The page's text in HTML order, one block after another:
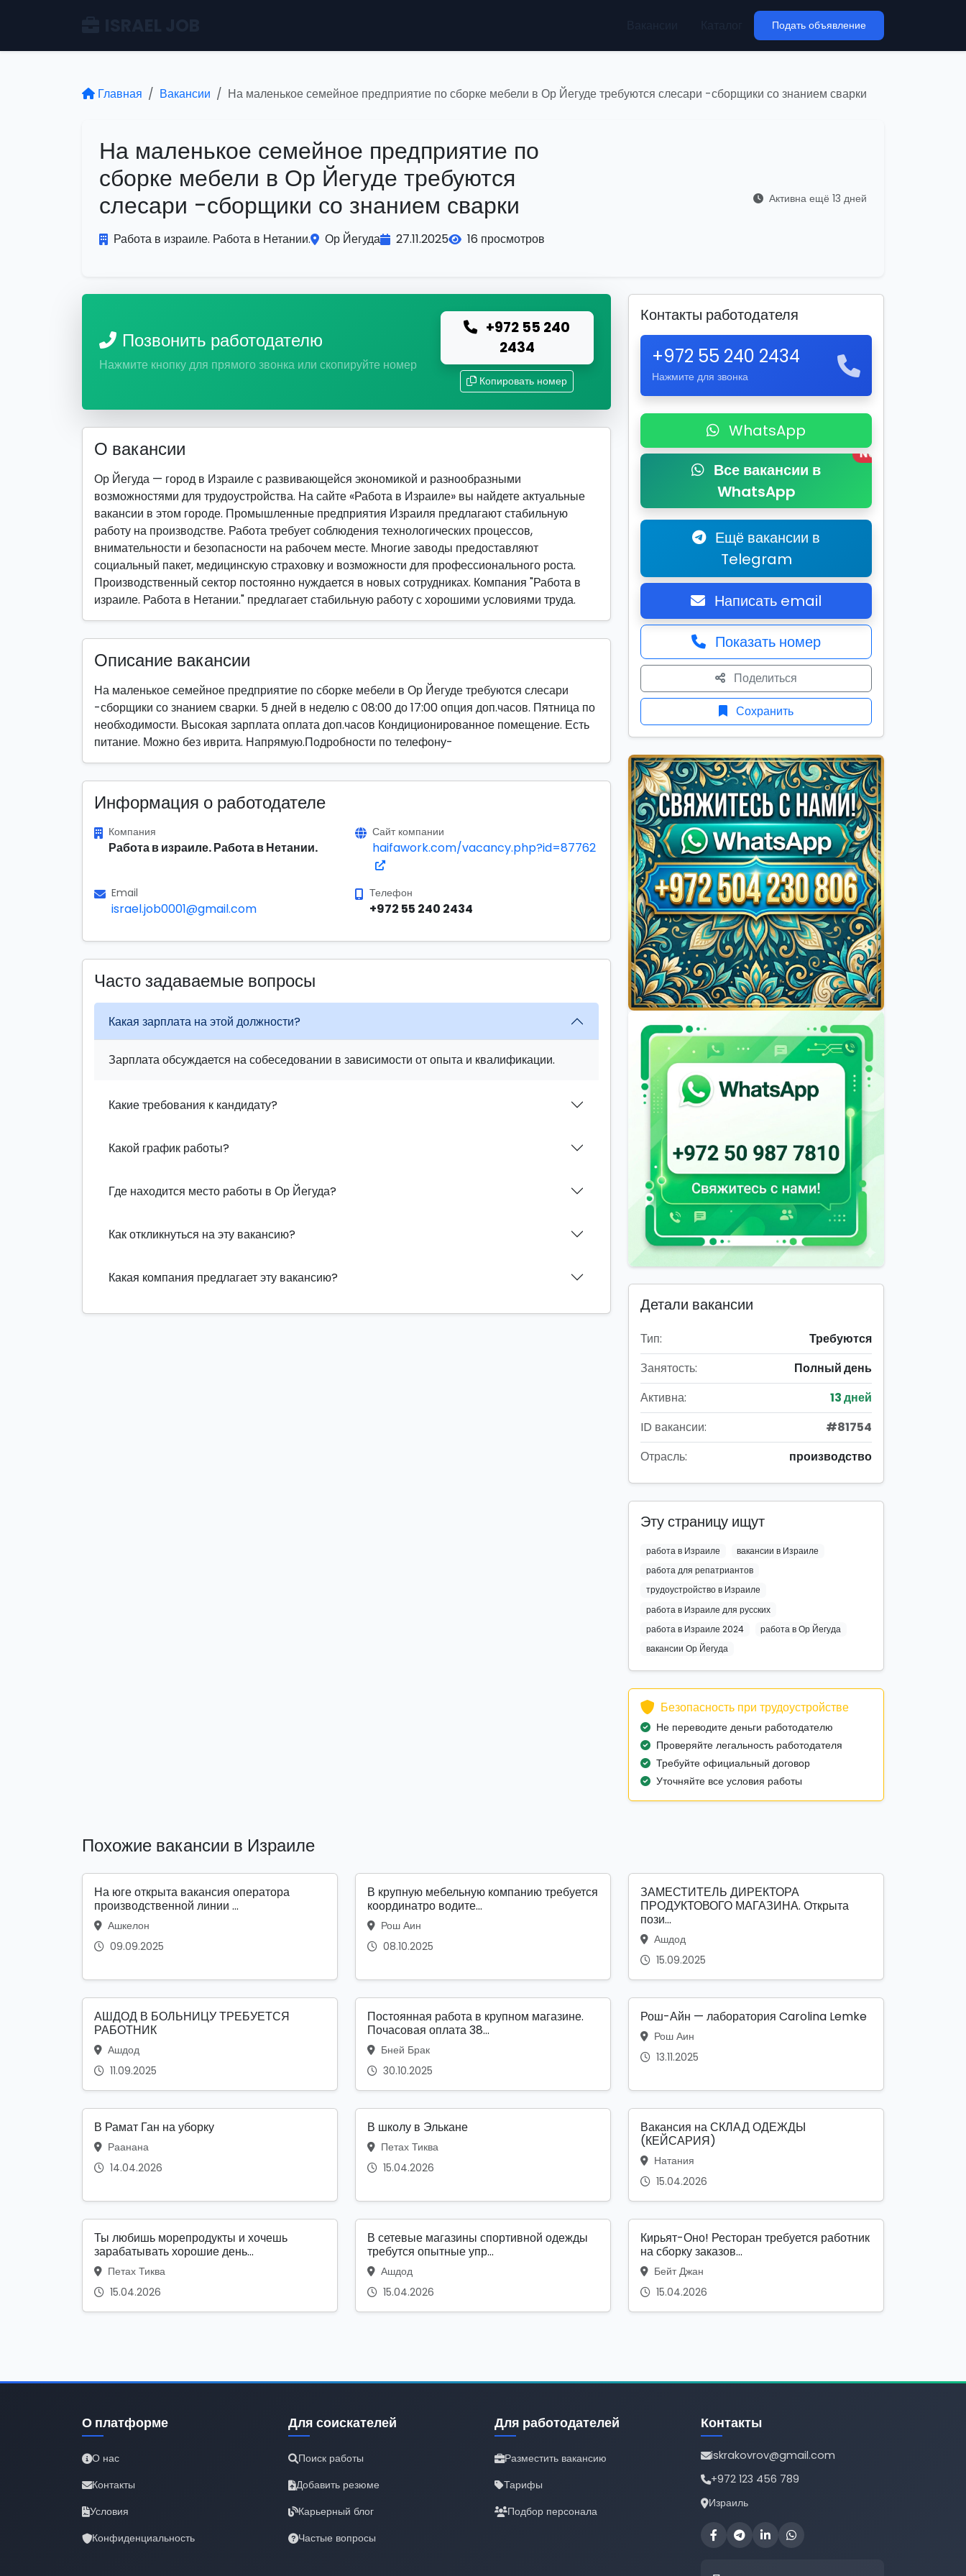
Подать объявление
Главная Вакансии На маленькое семейное предприятие по сборке мебели в Ор Йегуде требуются слесари -сборщики со знанием сварки
На маленькое семейное предприятие по
сборке мебели в Ор Йегуде требуются
слесари -сборщики со знанием сварки
Работа в израиле. Работа в Нетании. Ор Йегуда 27.11.2025 16 просмотров
Активна ещё 13 дней
Позвонить работодателю
Нажмите кнопку для прямого звонка или скопируйте номер
+972 55 240
2434
Копировать номер
О вакансии
Ор Йегуда — город в Израиле с развивающейся экономикой и разнообразными
возможностями для трудоустройства. На сайте «Работа в Израиле» вы найдете актуальные
вакансии в этом городе. Промышленные предприятия Израиля предлагают стабильную
работу на производстве. Работа требует соблюдения технологических процессов,
внимательности и безопасности на рабочем месте. Многие заводы предоставляют
социальный пакет, медицинскую страховку и возможности для профессионального роста.
Производственный сектор постоянно нуждается в новых сотрудниках. Компания "Работа в
израиле. Работа в Нетании." предлагает стабильную работу с хорошими условиями труда.
Описание вакансии
На маленькое семейное предприятие по сборке мебели в Ор Йегуде требуются слесари
-сборщики со знанием сварки. 5 дней в неделю с 08:00 до 17:00 опция доп.часов. Пятница по
необходимости. Высокая зарплата оплата доп.часов Кондиционированное помещение. Есть
питание. Можно без иврита. Напрямую.Подробности по телефону-
Информация о работодателе
Компания
Работа в израиле. Работа в Нетании.
Сайт компании
haifawork.com/vacancy.php?id=87762
Email
israel.job0001@gmail.com
Телефон
+972 55 240 2434
Часто задаваемые вопросы
Какая зарплата на этой должности?
Зарплата обсуждается на собеседовании в зависимости от опыта и квалификации.
Какие требования к кандидату?
Какой график работы?
Где находится место работы в Ор Йегуда?
Как откликнуться на эту вакансию?
Какая компания предлагает эту вакансию?
Контакты работодателя
+972 55 240 2434
Нажмите для звонка
WhatsApp
Все вакансии в
WhatsApp
New
Ещё вакансии в
Telegram
Написать email
Показать номер
Поделиться
Сохранить
Детали вакансии
Тип:
Требуются
Занятость:
Полный день
Активна:
13 дней
ID вакансии:
#81754
Отрасль:
производство
Эту страницу ищут
работа в Израиле
вакансии в Израиле
работа для репатриантов
трудоустройство в Израиле
работа в Израиле для русских
работа в Израиле 2024
работа в Ор Йегуда
вакансии Ор Йегуда
Безопасность при трудоустройстве
Не переводите деньги работодателю
Проверяйте легальность работодателя
Требуйте официальный договор
Уточняйте все условия работы
Похожие вакансии в Израиле
На юге открыта вакансия оператора
производственной линии ...
Ашкелон
09.09.2025
В крупную мебельную компанию требуется
координатро водите...
Рош Аин
08.10.2025
ЗАМЕСТИТЕЛЬ ДИРЕКТОРА
ПРОДУКТОВОГО МАГАЗИНА. Открыта
пози...
Ашдод
15.09.2025
АШДОД В БОЛЬНИЦУ ТРЕБУЕТСЯ
РАБОТНИК
Ашдод
11.09.2025
Постоянная работа в крупном магазине.
Почасовая оплата 38...
Бней Брак
30.10.2025
Рош-Айн — лаборатория Carolina Lemke
Рош Аин
13.11.2025
В Рамат Ган на уборку
Раанана
14.04.2026
В школу в Элькане
Петах Тиква
15.04.2026
Вакансия на СКЛАД ОДЕЖДЫ
(КЕЙСАРИЯ)
Натания
15.04.2026
Ты любишь морепродукты и хочешь
зарабатывать хорошие день...
Петах Тиква
15.04.2026
В сетевые магазины спортивной одежды
требутся опытные упр...
Ашдод
15.04.2026
Кирьят-Оно! Ресторан требуется работник
на сборку заказов...
Бейт Джан
15.04.2026
О платформе
О нас
Контакты
Условия
Конфиденциальность
Для соискателей
Поиск работы
Добавить резюме
Карьерный блог
Частые вопросы
Для работодателей
Разместить вакансию
Тарифы
Подбор персонала
Контакты
iskrakovrov@gmail.com
+972 123 456 789
Израиль